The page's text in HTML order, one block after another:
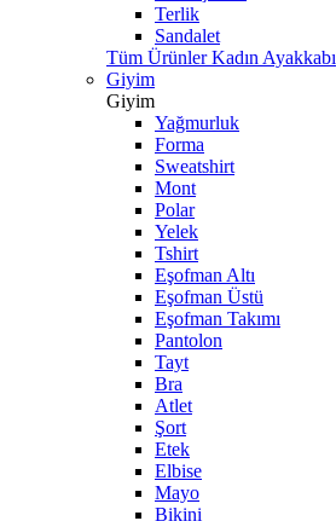
Terlik
Sandalet
Tüm Ürünler Kadın Ayakkabı
Giyim
Giyim
Yağmurluk
Forma
Sweatshirt
Mont
Polar
Yelek
Tshirt
Eşofman Altı
Eşofman Üstü
Eşofman Takımı
Pantolon
Tayt
Bra
Atlet
Şort
Etek
Elbise
Mayo
Bikini